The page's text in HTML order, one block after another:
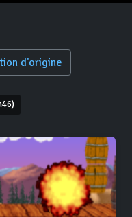
d'origine